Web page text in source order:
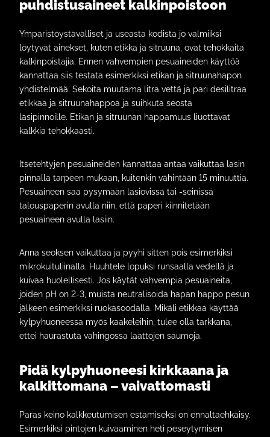
puhdistusaineet kalkinpoistoon
Ympäristöystävälliset ja useasta kodista jo valmiiksi
löytyvät ainekset, kuten etikka ja sitruuna, ovat tehokkaita
kalkinpoistajia. Ennen vahvempien pesuaineiden käyttöä
kannattaa siis testata esimerkiksi etikan ja sitruunahapon
yhdistelmää. Sekoita muutama litra vettä ja pari desilitraa
etikkaa ja sitruunahappoa ja suihkuta seosta
lasipinnoille. Etikan ja sitruunan happamuus liuottavat
kalkkia tehokkaasti.
Itsetehtyjen pesuaineiden kannattaa antaa vaikuttaa lasin
pinnalla tarpeen mukaan, kuitenkin vähintään 15 minuuttia.
Pesuaineen saa pysymään lasiovissa tai -seinissä
talouspaperin avulla niin, että paperi kiinnitetään
pesuaineen avulla lasiin.
Anna seoksen vaikuttaa ja pyyhi sitten pois esimerkiksi
mikrokuituliinalla. Huuhtele lopuksi runsaalla vedellä ja
kuivaa huolellisesti. Jos käytät vahvempia pesuaineita,
joiden pH on 2-3, muista neutralisoida hapan happo pesun
jälkeen esimerkiksi ruokasoodalla. Mikäli etikkaa käyttää
kylpyhuoneessa myös kaakeleihin, tulee olla tarkkana,
ettei haurastuta vahingossa laattojen saumoja.
Pidä kylpyhuoneesi kirkkaana ja
kalkittomana – vaivattomasti
Paras keino kalkkeutumisen estämiseksi on ennaltaehkäisy.
Esimerkiksi pintojen kuivaaminen heti peseytymisen